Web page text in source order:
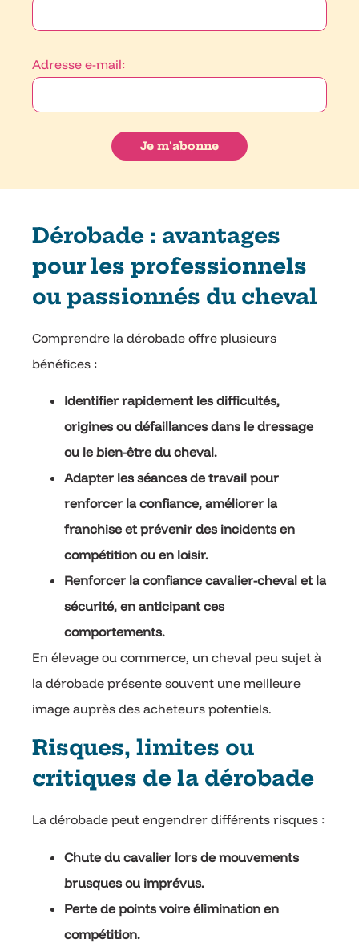
Adresse e-mail:
Dérobade : avantages
pour les professionnels
ou passionnés du cheval
Comprendre la dérobade offre plusieurs
bénéfices :
Identifier rapidement les difficultés,
origines ou défaillances dans le dressage
ou le bien-être du cheval.
Adapter les séances de travail pour
renforcer la confiance, améliorer la
franchise et prévenir des incidents en
compétition ou en loisir.
Renforcer la confiance cavalier-cheval et la
sécurité, en anticipant ces
comportements.
En élevage ou commerce, un cheval peu sujet à
la dérobade présente souvent une meilleure
image auprès des acheteurs potentiels.
Risques, limites ou
critiques de la dérobade
La dérobade peut engendrer différents risques :
Chute du cavalier lors de mouvements
brusques ou imprévus.
Perte de points voire élimination en
compétition.